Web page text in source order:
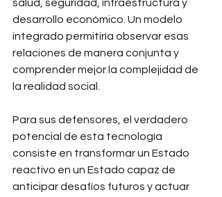
salud, seguridad, infraestructura y
desarrollo económico. Un modelo
integrado permitiría observar esas
relaciones de manera conjunta y
comprender mejor la complejidad de
la realidad social.
Para sus defensores, el verdadero
potencial de esta tecnología
consiste en transformar un Estado
reactivo en un Estado capaz de
anticipar desafíos futuros y actuar